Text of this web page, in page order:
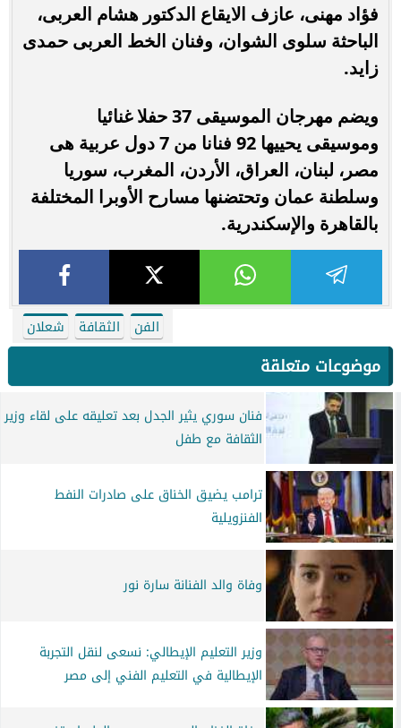
فؤاد مهنى، عازف الايقاع الدكتور هشام العربى،
الباحثة سلوى الشوان، وفنان الخط العربى حمدى
زايد.
ويضم مهرجان الموسيقى 37 حفلا غنائيا
وموسيقى يحييها 92 فنانا من 7 دول عربية هى
مصر، لبنان، العراق، الأردن، المغرب، سوريا
وسلطنة عمان وتحتضنها مسارح الأوبرا المختلفة
بالقاهرة والإسكندرية.
الفن الثقافة شعلان
موضوعات متعلقة
فنان سوري يثير الجدل بعد تعليقه على لقاء وزير
الثقافة مع طفل
ترامب يضيق الخناق على صادرات النفط
الفنزويلية
وفاة والد الفنانة سارة نور
وزير التعليم الإيطالي: نسعى لنقل التجربة
الإيطالية في التعليم الفني إلى مصر